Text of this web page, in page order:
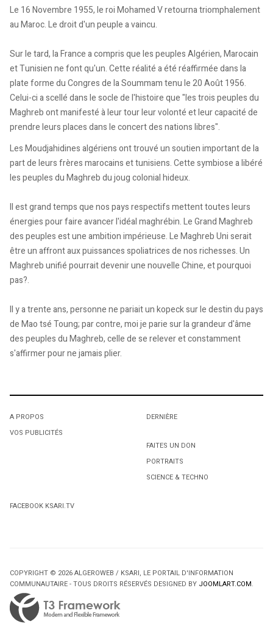
Le 16 Novembre 1955, le roi Mohamed V retourna triomphalement
au Maroc. Le droit d'un peuple a vaincu.
Sur le tard, la France a compris que les peuples Algérien, Marocain
et Tunisien ne font qu'un. Cette réalité a été réaffirmée dans la
plate forme du Congres de la Soummam tenu le 20 Août 1956.
Celui-ci a scellé dans le socle de l'histoire que "les trois peuples du
Maghreb ont manifesté à leur tour leur volonté et leur capacité de
prendre leurs places dans le concert des nations libres".
Les Moudjahidines algériens ont trouvé un soutien important de la
part de leurs frères marocains et tunisiens. Cette symbiose a libéré
les peuples du Maghreb du joug colonial hideux.
Il est grand temps que nos pays respectifs mettent toutes leurs
énergies pour faire avancer l'idéal maghrébin. Le Grand Maghreb
des peuples est une ambition impérieuse. Le Maghreb Uni serait
être un affront aux puissances spoliatrices de nos richesses. Un
Maghreb unifié pourrait devenir une nouvelle Chine, et pourquoi
pas?.
Il y a trente ans, personne ne pariait un kopeck sur le destin du pays
de Mao tsé Toung; par contre, moi je parie sur la grandeur d'âme
des peuples du Maghreb, celle de se relever et constamment
s'affirmer pour ne jamais plier.
A PROPOS
VOS PUBLICITÉS
DERNIÈRE
FAITES UN DON
PORTRAITS
SCIENCE & TECHNO
FACEBOOK KSARI.TV
COPYRIGHT © 2026 ALGEROWEB / KSARI, LE PORTAIL D'INFORMATION
COMMUNAUTAIRE - TOUS DROITS RÉSERVÉS DESIGNED BY JOOMLART.COM.